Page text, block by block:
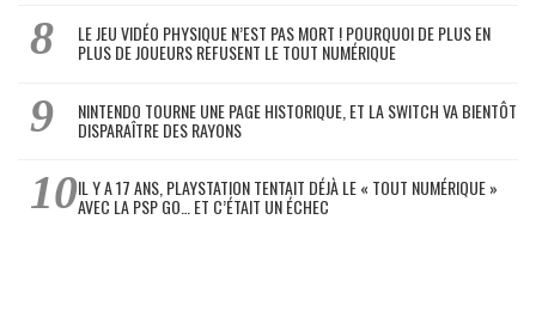
LE JEU VIDÉO PHYSIQUE N’EST PAS MORT ! POURQUOI DE PLUS EN
PLUS DE JOUEURS REFUSENT LE TOUT NUMÉRIQUE
NINTENDO TOURNE UNE PAGE HISTORIQUE, ET LA SWITCH VA BIENTÔT
DISPARAÎTRE DES RAYONS
IL Y A 17 ANS, PLAYSTATION TENTAIT DÉJÀ LE « TOUT NUMÉRIQUE »
AVEC LA PSP GO… ET C’ÉTAIT UN ÉCHEC